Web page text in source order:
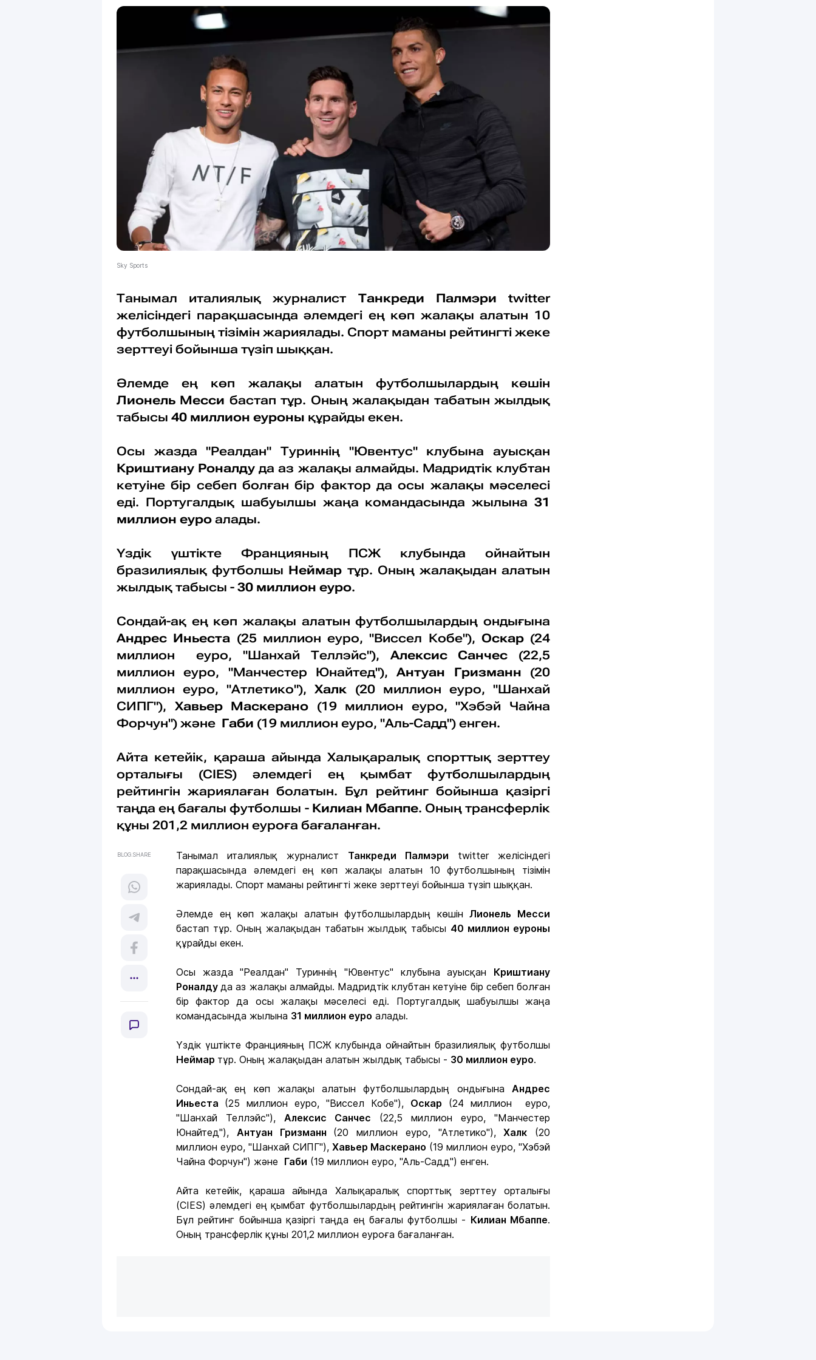
Sky Sports
Танымал италиялық журналист Танкреди Палмэри twitter
желісіндегі парақшасында әлемдегі ең көп жалақы алатын 10
футболшының тізімін жариялады. Спорт маманы рейтингті жеке
зерттеуі бойынша түзіп шыққан.
Әлемде ең көп жалақы алатын футболшылардың көшін
Лионель Месси бастап тұр. Оның жалақыдан табатын жылдық
табысы 40 миллион еуроны құрайды екен.
Осы жазда "Реалдан" Туриннің "Ювентус" клубына ауысқан
Криштиану Роналдуда аз жалақы алмайды. Мадридтік клубтан
кетуіне бір себеп болған бір фактор да осы жалақы мәселесі
еді. Португалдық шабуылшы жаңа командасында жылына 31
миллион еуро алады.
Үздік үштікте Францияның ПСЖ клубында ойнайтын
бразилиялық футболшы Неймар тұр. Оның жалақыдан алатын
жылдық табысы - 30 миллион еуро.
Сондай-ақ ең көп жалақы алатын футболшылардың ондығына
Андрес Иньеста (25 миллион еуро, "Виссел Кобе"), Оскар(24
миллион еуро, "Шанхай Теллэйс"), Алексис Санчес (22,5
миллион еуро, "Манчестер Юнайтед"),Антуан Гризманн (20
миллион еуро, "Атлетико"),Халк (20 миллион еуро, "Шанхай
СИПГ"), Хавьер Маскерано (19 миллион еуро, "Хэбэй Чайна
Форчун") және Габи (19 миллион еуро, "Аль-Садд") енген.
Айта кетейік, қараша айында Халықаралық спорттық зерттеу
орталығы (CIES) әлемдегі ең қымбат футболшылардың
рейтингін жариялаған болатын. Бұл рейтинг бойынша қазіргі
таңда ең бағалы футболшы - Килиан Мбаппе. Оның трансферлік
құны 201,2 миллион еуроға бағаланған.
BLOG.SHARE Танымал италиялық журналист Танкреди Палмэри twitter желісіндегі
парақшасында әлемдегі ең көп жалақы алатын 10 футболшының тізімін
жариялады. Спорт маманы рейтингті жеке зерттеуі бойынша түзіп шыққан.
Әлемде ең көп жалақы алатын футболшылардың көшінЛионель Месси
бастап тұр. Оның жалақыдан табатын жылдық табысы 40 миллион еуроны
құрайды екен.
Осы жазда "Реалдан" Туриннің "Ювентус" клубына ауысқан Криштиану
Роналдуда аз жалақы алмайды. Мадридтік клубтан кетуіне бір себеп болған
бір фактор да осы жалақы мәселесі еді. Португалдық шабуылшы жаңа
командасында жылына 31 миллион еуро алады.
Үздік үштікте Францияның ПСЖ клубында ойнайтын бразилиялық футболшы
Неймар тұр. Оның жалақыдан алатын жылдық табысы - 30 миллион еуро.
Сондай-ақ ең көп жалақы алатын футболшылардың ондығына Андрес
Иньеста (25 миллион еуро, "Виссел Кобе"), Оскар (24 миллион еуро,
"Шанхай Теллэйс"),Алексис Санчес (22,5 миллион еуро, "Манчестер
Юнайтед"), Антуан Гризманн (20 миллион еуро, "Атлетико"),Халк (20
миллион еуро, "Шанхай СИПГ"), Хавьер Маскерано (19 миллион еуро, "Хэбэй
Чайна Форчун") және Габи (19 миллион еуро, "Аль-Садд") енген.
Айта кетейік, қараша айында Халықаралық спорттық зерттеу орталығы
(CIES) әлемдегі ең қымбат футболшылардың рейтингін жариялаған болатын.
Бұл рейтинг бойынша қазіргі таңда ең бағалы футболшы - Килиан Мбаппе.
Оның трансферлік құны 201,2 миллион еуроға бағаланған.